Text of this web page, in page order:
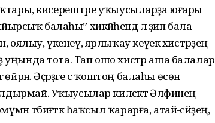
кисерештәре уҡыусыларҙа юғары
балаһы” хикәйәһендә лә әҙип бала
үкенеү, ярлыҡау кеүек хистәрҙең
уңында тота. Тап ошо хистәр аша балалар
Әҫәрҙәге әсә ҡоштоң балаһы өсөн
Уҡыусылар киләсәктә Әлфиәнең
тәбиғәткә һаҡсыл ҡарарға, атай-әсәйҙең,